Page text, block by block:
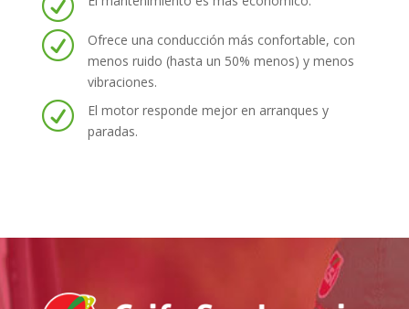
R
Ofrece una conducción más confortable, con
menos ruido (hasta un 50% menos) y menos
vibraciones.
R
El motor responde mejor en arranques y
paradas.